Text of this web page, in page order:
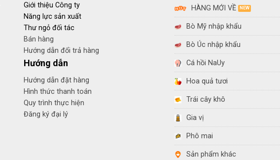
Giới thiệu Công ty
Năng lực sản xuất
Thư ngỏ đối tác
Bán hàng
Hướng dẫn đổi trả hàng
Hướng dẫn
Hướng dẫn đặt hàng
Hình thức thanh toán
Quy trình thực hiện
Đăng ký đại lý
HÀNG MỚI VỀ
Bò Mỹ nhập khẩu
Bò Úc nhập khẩu
Cá hồi NaUy
Hoa quả tươi
Trái cây khô
Gia vị
Phô mai
Sản phẩm khác